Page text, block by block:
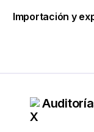
Importación y